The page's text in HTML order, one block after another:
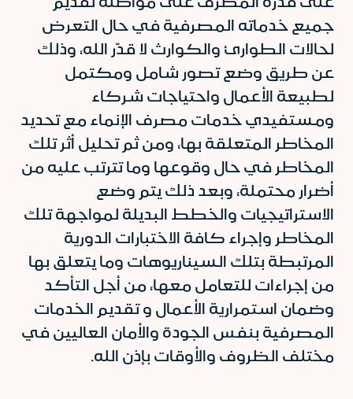
جميع خدماته المصرفية في حال التعرض
لحالات الطوارئ والكوارث لا قدّر الله، وذلك
عن طريق وضع تصور شامل ومكتمل
لطبيعة الأعمال واحتياجات شركاء
ومستفيدي خدمات مصرف الإنماء مع تحديد
المخاطر المتعلقة بها، ومن ثم تحليل أثر تلك
المخاطر في حال وقوعها وما تترتب عليه من
أضرار محتملة، وبعد ذلك يتم وضع
الاستراتيجيات والخطط البديلة لمواجهة تلك
المخاطر وإجراء كافة الاختبارات الدورية
المرتبطة بتلك السيناريوهات وما يتعلق بها
من إجراءات للتعامل معها، من أجل التأكد
وضمان استمرارية الأعمال و تقديم الخدمات
المصرفية بنفس الجودة والأمان العاليين في
مختلف الظروف والأوقات بإذن الله.